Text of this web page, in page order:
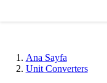
Ana Sayfa
Unit Converters